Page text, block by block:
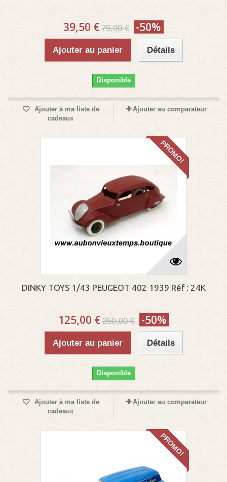
39,50 € 79,00 € -50%
Ajouter au panier Détails
Disponible
Ajouter à ma liste de
cadeaux
Ajouter au comparateur
PROMO!
DINKY TOYS 1/43 PEUGEOT 402 1939 Réf : 24K
125,00 € 250,00 € -50%
Ajouter au panier Détails
Disponible
Ajouter à ma liste de
cadeaux
Ajouter au comparateur
PROMO!